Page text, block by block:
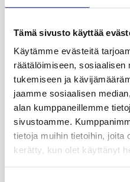
Tämä sivusto käyttää
Käytämme evästeitä
räätälöimiseen, sosiaalisen
tukemiseen ja
jaamme sosiaalisen
alan kumppaneillemme
sivustoamme.
tietoja muihin tietoihin, joita
kerätty, kun olet käyttänyt